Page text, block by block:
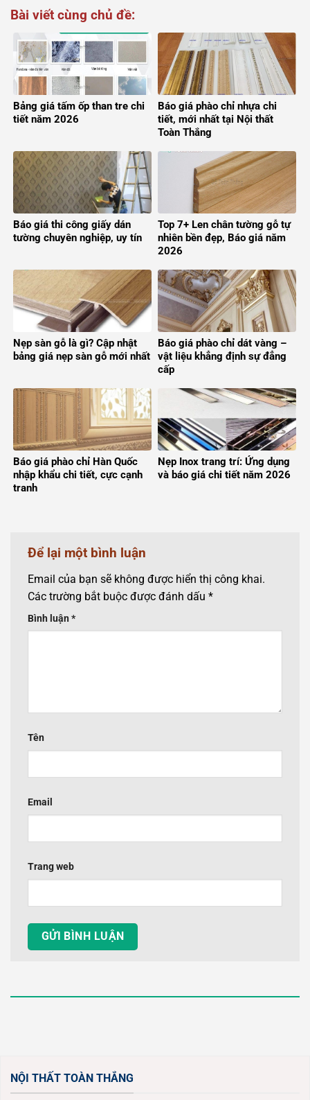
Bài viết cùng chủ đề:
Bảng giá tấm ốp than tre chi
tiết năm 2026
Báo giá phào chỉ nhựa chi
tiết, mới nhất tại Nội thất
Toàn Thắng
Báo giá thi công giấy dán
tường chuyên nghiệp, uy tín
Top 7+ Len chân tường gỗ tự
nhiên bền đẹp, Báo giá năm
2026
Nẹp sàn gỗ là gì? Cập nhật
bảng giá nẹp sàn gỗ mới nhất
Báo giá phào chỉ dát vàng –
vật liệu khẳng định sự đẳng
cấp
Báo giá phào chỉ Hàn Quốc
nhập khẩu chi tiết, cực cạnh
tranh
Nẹp Inox trang trí: Ứng dụng
và báo giá chi tiết năm 2026
Để lại một bình luận
Email của bạn sẽ không được hiển thị công khai.
Các trường bắt buộc được đánh dấu *
Bình luận *
Tên
Email
Trang web
NỘI THẤT TOÀN THẮNG